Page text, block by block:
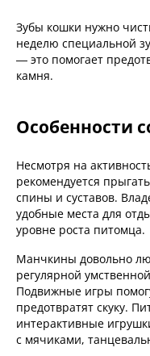
Зубы кошки нужно
неделю специальной
— это помогает
камня.
Особенности
Несмотря на
рекомендуется
спины и суставов.
удобные места для
уровне роста питомца.
Манчкины довольно
регулярной
Подвижные игры
предотвратят скуку.
интерактивные
с мячиками,